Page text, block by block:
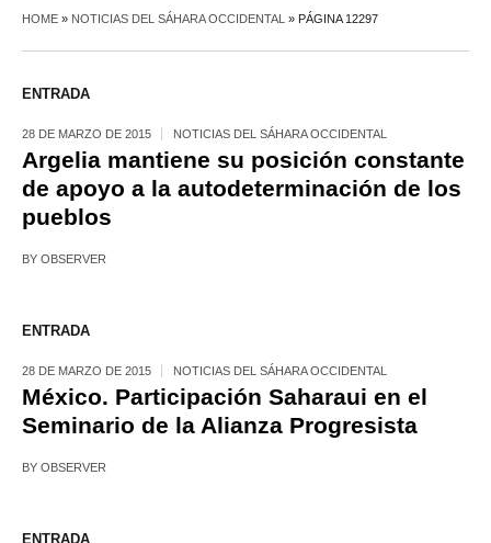
HOME » NOTICIAS DEL SÁHARA OCCIDENTAL » PÁGINA 12297
ENTRADA
28 DE MARZO DE 2015 NOTICIAS DEL SÁHARA OCCIDENTAL
Argelia mantiene su posición constante
de apoyo a la autodeterminación de los
pueblos
BY OBSERVER
ENTRADA
28 DE MARZO DE 2015 NOTICIAS DEL SÁHARA OCCIDENTAL
México. Participación Saharaui en el
Seminario de la Alianza Progresista
BY OBSERVER
ENTRADA